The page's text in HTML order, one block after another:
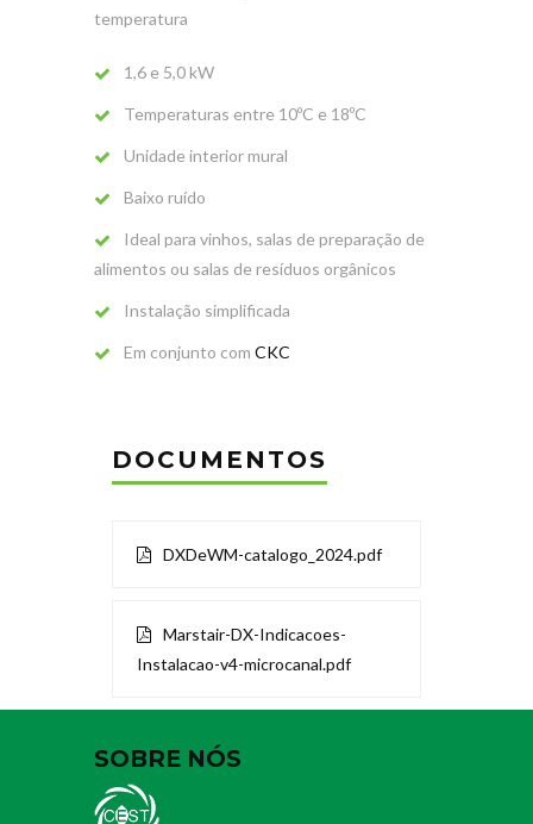
temperatura
1,6 e 5,0 kW
Temperaturas entre 10ºC e 18ºC
Unidade interior mural
Baixo ruído
Ideal para vinhos, salas de preparação de
alimentos ou salas de resíduos orgânicos
Instalação simplificada
Em conjunto com CKC
DOCUMENTOS
DXDeWM-catalogo_2024.pdf
Marstair-DX-Indicacoes-
Instalacao-v4-microcanal.pdf
SOBRE NÓS